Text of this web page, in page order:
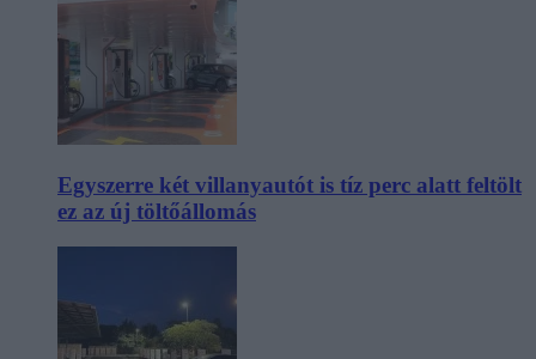
Egyszerre két villanyautót is tíz perc alatt feltölt
ez az új töltőállomás